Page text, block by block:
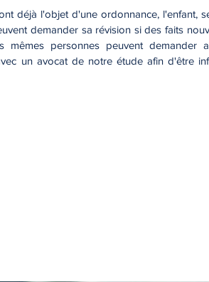
déjà l'objet d'une ordonnance, l'enfant,
demander sa révision si des faits
mêmes personnes peuvent
un avocat de notre étude afin d'être